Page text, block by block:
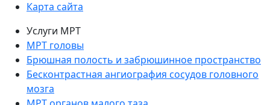
Карта сайта
Услуги МРТ
МРТ головы
Брюшная полость и забрюшинное пространство
Бесконтрастная ангиография сосудов головного
мозга